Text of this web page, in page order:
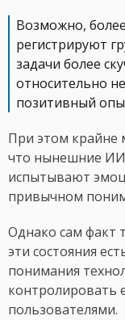
Возможно,
регистрируют
задачи более
относительно
позитивный
При этом крайне
что нынешние
испытывают
привычном
Однако сам факт
эти состояния
понимания
контролировать
пользователями.